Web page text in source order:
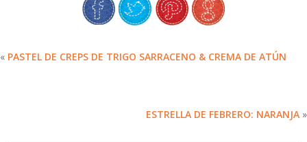
« PASTEL DE CREPS DE TRIGO SARRACENO & CREMA DE ATÚN
ESTRELLA DE FEBRERO: NARANJA »